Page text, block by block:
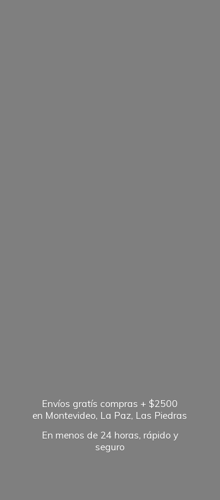
Envíos gratís compras + $2500
en Montevideo, La Paz, Las Piedras
En menos de 24 horas, rápido y
seguro